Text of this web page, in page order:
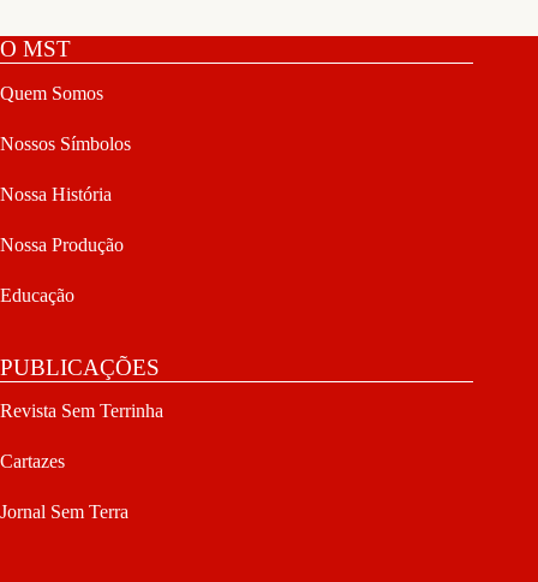
O MST
Quem Somos
Nossos Símbolos
Nossa História
Nossa Produção
Educação
PUBLICAÇÕES
Revista Sem Terrinha
Cartazes
Jornal Sem Terra